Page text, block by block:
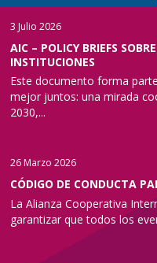
3 Julio 2026
AIC – POLICY BRIEFS
INSTITUCIONES
Este documento forma
mejor juntos: una mirada
2030,...
26 Marzo 2026
CÓDIGO DE CONDUCTA
La Alianza Cooperativa
garantizar que todos los